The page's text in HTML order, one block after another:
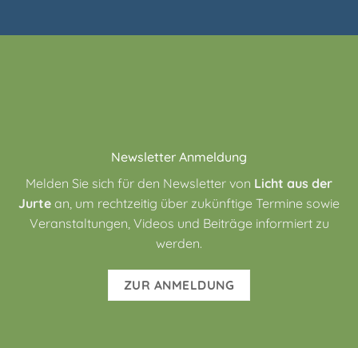
Newsletter Anmeldung
Melden Sie sich für den Newsletter von Licht aus der
Jurte an, um rechtzeitig über zukünftige Termine sowie
Veranstaltungen, Videos und Beiträge informiert zu
werden.
ZUR ANMELDUNG